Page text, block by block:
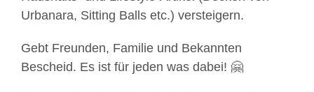
Urbanara, Sitting Balls etc.) versteigern.
Gebt Freunden, Familie und Bekannten
Bescheid. Es ist für jeden was dabei! 🤗